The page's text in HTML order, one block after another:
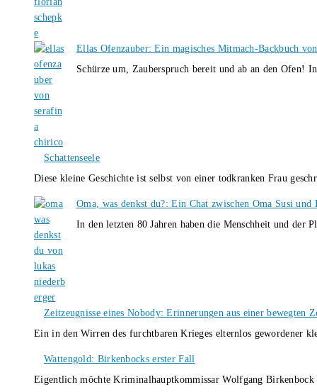
Ellas Ofenzauber: Ein magisches Mitmach-Backbuch
Schürze um, Zauberspruch bereit und ab an den Ofen!
Schattenseele
Diese kleine Geschichte ist selbst von einer todkranken Frau
Oma, was denkst du?: Ein Chat zwischen Oma Susi
In den letzten 80 Jahren haben die Menschheit und
Zeitzeugnisse eines Nobody: Erinnerungen aus einer bewegten
Ein in den Wirren des furchtbaren Krieges elternlos gewordener
Wattengold: Birkenbocks erster Fall
Eigentlich möchte Kriminalhauptkommissar Wolfgang